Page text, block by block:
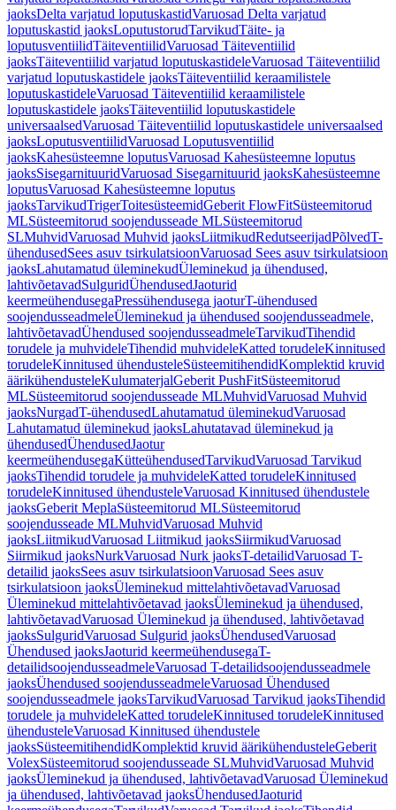
jaoksDelta varjatud loputuskastidVaruosad Delta varjatud
loputuskastid jaoksLoputustorudTarvikudTäite- ja
loputusventiilidTäiteventiilidVaruosad Täiteventiilid
jaoksTäiteventiilid varjatud loputuskastideleVaruosad Täiteventiilid
varjatud loputuskastidele jaoksTäiteventiilid keraamilistele
loputuskastideleVaruosad Täiteventiilid keraamilistele
loputuskastidele jaoksTäiteventiilid loputuskastidele
universaalsedVaruosad Täiteventiilid loputuskastidele universaalsed
jaoksLoputusventiilidVaruosad Loputusventiilid
jaoksKahesüsteemne loputusVaruosad Kahesüsteemne loputus
jaoksSisegarnituuridVaruosad Sisegarnituurid jaoksKahesüsteemne
loputusVaruosad Kahesüsteemne loputus
jaoksTarvikudTrigerToitesüsteemidGeberit FlowFitSüsteemitorud
MLSüsteemitorud soojendusseade MLSüsteemitorud
SLMuhvidVaruosad Muhvid jaoksLiitmikudRedutseerijadPõlvedT-
ühendusedSees asuv tsirkulatsioonVaruosad Sees asuv tsirkulatsioon
jaoksLahutamatud üleminekudÜleminekud ja ühendused,
lahtivõetavadSulguridÜhendusedJaoturid
keermeühendusegaPressühendusega jaoturT-ühendused
soojendusseadmeleÜleminekud ja ühendused soojendusseadmele,
lahtivõetavadÜhendused soojendusseadmeleTarvikudTihendid
torudele ja muhvideleTihendid muhvideleKatted torudeleKinnitused
torudeleKinnitused ühendusteleSüsteemitihendidKomplektid kruvid
äärikühendusteleKulumaterjalGeberit PushFitSüsteemitorud
MLSüsteemitorud soojendusseade MLMuhvidVaruosad Muhvid
jaoksNurgadT-ühendusedLahutamatud üleminekudVaruosad
Lahutamatud üleminekud jaoksLahutatavad üleminekud ja
ühendusedÜhendusedJaotur
keermeühendusegaKütteühendusedTarvikudVaruosad Tarvikud
jaoksTihendid torudele ja muhvideleKatted torudeleKinnitused
torudeleKinnitused ühendusteleVaruosad Kinnitused ühendustele
jaoksGeberit MeplaSüsteemitorud MLSüsteemitorud
soojendusseade MLMuhvidVaruosad Muhvid
jaoksLiitmikudVaruosad Liitmikud jaoksSiirmikudVaruosad
Siirmikud jaoksNurkVaruosad Nurk jaoksT-detailidVaruosad T-
detailid jaoksSees asuv tsirkulatsioonVaruosad Sees asuv
tsirkulatsioon jaoksÜleminekud mittelahtivõetavadVaruosad
Üleminekud mittelahtivõetavad jaoksÜleminekud ja ühendused,
lahtivõetavadVaruosad Üleminekud ja ühendused, lahtivõetavad
jaoksSulguridVaruosad Sulgurid jaoksÜhendusedVaruosad
Ühendused jaoksJaoturid keermeühendusegaT-
detailidsoojendusseadmeleVaruosad T-detailidsoojendusseadmele
jaoksÜhendused soojendusseadmeleVaruosad Ühendused
soojendusseadmele jaoksTarvikudVaruosad Tarvikud jaoksTihendid
torudele ja muhvideleKatted torudeleKinnitused torudeleKinnitused
ühendusteleVaruosad Kinnitused ühendustele
jaoksSüsteemitihendidKomplektid kruvid äärikühendusteleGeberit
VolexSüsteemitorud soojendusseade SLMuhvidVaruosad Muhvid
jaoksÜleminekud ja ühendused, lahtivõetavadVaruosad Üleminekud
ja ühendused, lahtivõetavad jaoksÜhendusedJaoturid